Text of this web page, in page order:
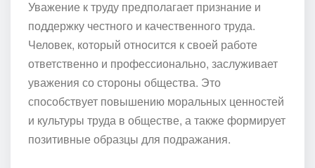
Уважение к труду предполагает признание и
поддержку честного и качественного труда.
Человек, который относится к своей работе
ответственно и профессионально, заслуживает
уважения со стороны общества. Это
способствует повышению моральных ценностей
и культуры труда в обществе, а также формирует
позитивные образцы для подражания.